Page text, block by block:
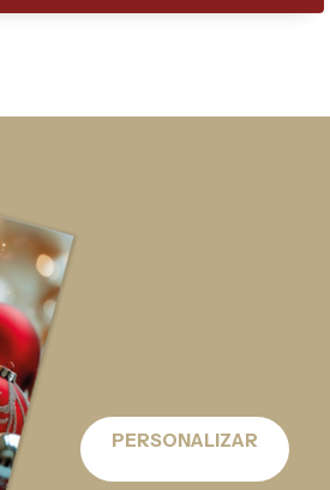
PERSONALIZAR